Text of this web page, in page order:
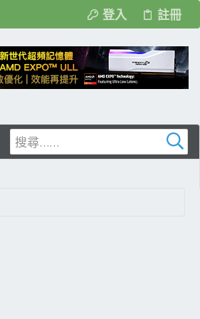
登入 註冊